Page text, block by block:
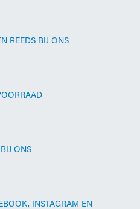
REEDS BIJ ONS
ONS
INSTAGRAM EN